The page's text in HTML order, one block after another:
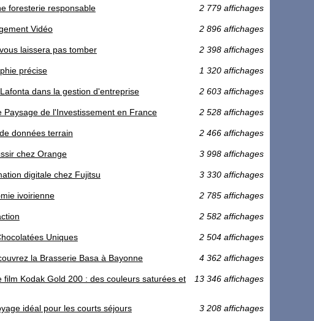
foresterie responsable 2 779 affichages
Vidéo 2 896 affichages
laissera pas tomber 2 398 affichages
précise 1 320 affichages
dans la gestion d'entreprise 2 603 affichages
de l'Investissement en France 2 528 affichages
données terrain 2 466 affichages
chez Orange 3 998 affichages
digitale chez Fujitsu 3 330 affichages
ivoirienne 2 785 affichages
2 582 affichages
Uniques 2 504 affichages
la Brasserie Basa à Bayonne 4 362 affichages
Kodak Gold 200 : des couleurs saturées et
13 346 affichages
idéal pour les courts séjours 3 208 affichages